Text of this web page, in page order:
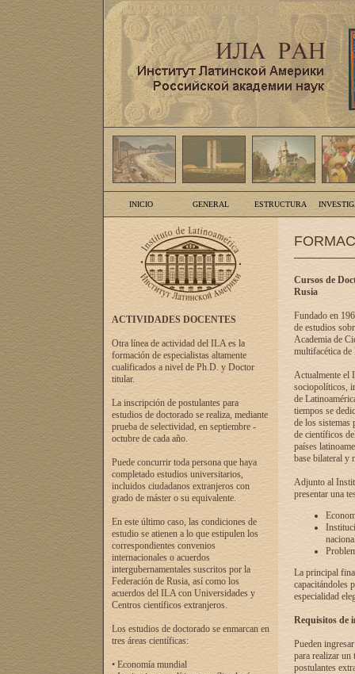
INICIO GENERAL ESTRUCTURA
ACTIVIDADES DOCENTES
Otra línea de actividad del ILA es la
formación de especialistas altamente
cualificados a nivel de Ph.D. y Doctor
titular.
La inscripción de postulantes para
estudios de doctorado se realiza, mediante
prueba de selectividad, en septiembre -
octubre de cada año.
Puede concurrir toda persona que haya
completado estudios universitarios,
incluidos ciudadanos extranjeros con
grado de máster o su equivalente.
En este último caso, las condiciones de
estudio se atienen a lo que estipulen los
correspondientes convenios
internacionales o acuerdos
intergubernamentales suscritos por la
Federación de Rusia, así como los
acuerdos del ILA con Universidades y
Centros científicos extranjeros.
Los estudios de doctorado se enmarcan en
tres áreas científicas:
• Economía mundial
Cursos de
Rusia
Fundado en
de estudios
Academia de
multifacética de
Actualmente el
sociopolíticos,
de
tiempos se
de los sistemas
de científicos
países
base bilateral y
Adjunto al
presentar una
La principal
capacitándoles
especialidad
Requisitos de
Pueden
para realizar un
postulantes